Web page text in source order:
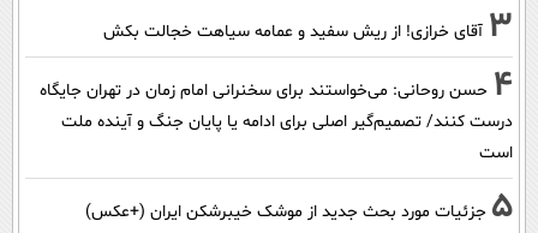
3 آقای خرازی! از ریش سفید و عمامه سیاهت خجالت بکش
4 حسن روحانی: می‌خواستند برای سخنرانی امام زمان در تهران جایگاه
درست کنند/ تصمیم‌گیر اصلی برای ادامه یا پایان جنگ و آینده ملت
است
5 جزئیات مورد بحث جدید از موشک خیبرشکن ایران (+عکس)